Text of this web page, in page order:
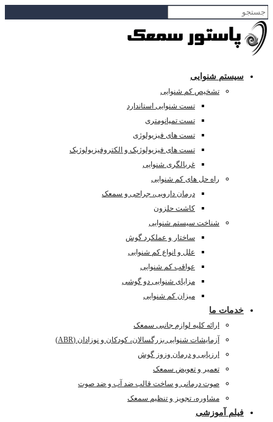
سیستم شنوایی
تشخیص کم شنوایی
تست شنوایی استاندارد
تست تمپانومتری
تست های فیزیولوژی
تست های فیزیولوژیک و الکتروفیزیولوژیک
غربالگری شنوایی
راه حل های کم شنوایی
درمان دارویی، جراحی و سمعک
کاشت حلزون
شناخت سیستم شنوایی
ساختار و عملکرد گوش
علل و انواع کم شنوایی
عواقب کم شنوایی
مزایای شنوایی دو گوشی
میزان کم شنوایی
خدمات ما
ارائه کلیه لوازم جانبی سمعک
آزمایشات شنوایی بزرگسالان، کودکان و نوزادان (ABR)
ارزیابی و درمان وزوز گوش
تعمیر و تعویض سمعک
صوت درمانی و ساخت قالب ضد آب و ضد صوت
مشاوره، تجویز و تنظیم سمعک
فیلم آموزشی